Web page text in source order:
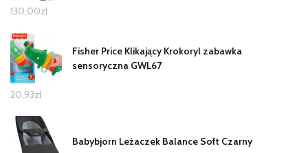
130,00zł
Fisher Price Klikający Krokoryl zabawka
sensoryczna GWL67
20,93zł
Babybjorn Leżaczek Balance Soft Czarny